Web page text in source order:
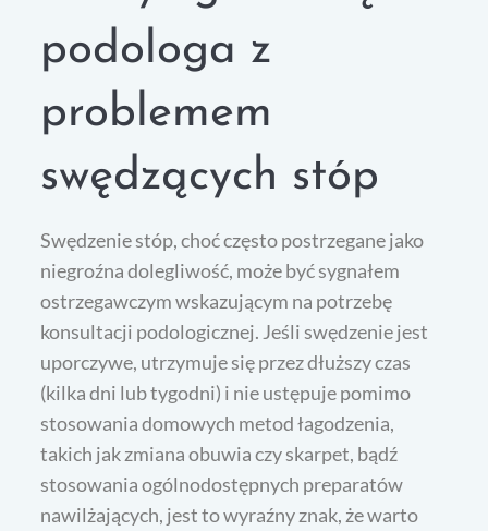
podologa z
problemem
swędzących stóp
Swędzenie stóp, choć często postrzegane jako
niegroźna dolegliwość, może być sygnałem
ostrzegawczym wskazującym na potrzebę
konsultacji podologicznej. Jeśli swędzenie jest
uporczywe, utrzymuje się przez dłuższy czas
(kilka dni lub tygodni) i nie ustępuje pomimo
stosowania domowych metod łagodzenia,
takich jak zmiana obuwia czy skarpet, bądź
stosowania ogólnodostępnych preparatów
nawilżających, jest to wyraźny znak, że warto